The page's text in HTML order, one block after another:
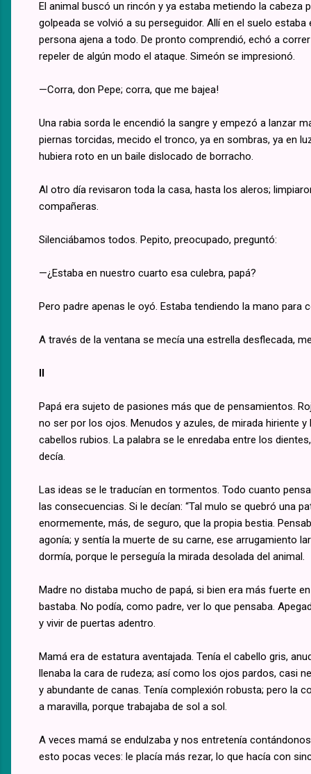
El animal buscó un rincón y ya estaba metiendo la
golpeada se volvió a su perseguidor. Allí en el suelo
persona ajena a todo. De pronto comprendió, echó a
repeler de algún modo el ataque. Simeón se impresionó.
—Corra, don Pepe; corra, que me bajea!
Una rabia sorda le encendió la sangre y empezó a lanzar
piernas torcidas, mecido el tronco, ya en sombras, ya en
hubiera roto en un baile dislocado de borracho.
Al otro día revisaron toda la casa, hasta los aleros;
compañeras.
Silenciábamos todos. Pepito, preocupado, preguntó:
—¿Estaba en nuestro cuarto esa culebra, papá?
Pero padre apenas le oyó. Estaba tendiendo la mano para
A través de la ventana se mecía una estrella desflecada,
II
Papá era sujeto de pasiones más que de pensamientos.
no ser por los ojos. Menudos y azules, de mirada hiriente
cabellos rubios. La palabra se le enredaba entre los
decía.
Las ideas se le traducían en tormentos. Todo cuanto
las consecuencias. Si le decían: “Tal mulo se quebró una
enormemente, más, de seguro, que la propia bestia.
agonía; y sentía la muerte de su carne, ese arrugamiento
dormía, porque le perseguía la mirada desolada del animal.
Madre no distaba mucho de papá, si bien era más fuerte
bastaba. No podía, como padre, ver lo que pensaba.
y vivir de puertas adentro.
Mamá era de estatura aventajada. Tenía el cabello gris,
llenaba la cara de rudeza; así como los ojos pardos, casi
y abundante de canas. Tenía complexión robusta; pero la
a maravilla, porque trabajaba de sol a sol.
A veces mamá se endulzaba y nos entretenía
esto pocas veces: le placía más rezar, lo que hacía con